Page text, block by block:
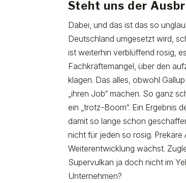
Steht uns der
Dabei, und das ist das so
Deutschland umgesetzt wird,
ist weiterhin verblüffend rosig,
Fachkräftemangel, über den
klagen. Das alles, obwohl
„ihren Job“ machen. So ganz
ein „trotz-Boom“. Ein Ergebnis
damit so lange schon
nicht für jeden so rosig.
Weiterentwicklung wächst.
Supervulkan ja doch nicht im
Unternehmen?